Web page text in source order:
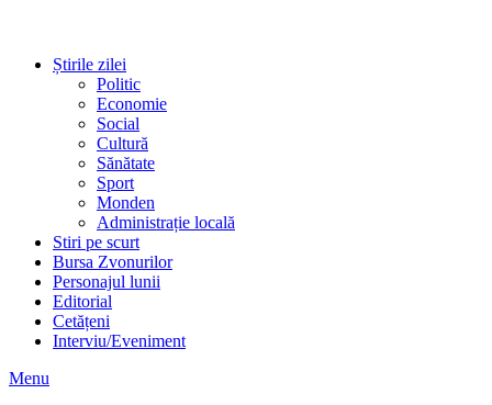
Știrile zilei
Politic
Economie
Social
Cultură
Sănătate
Sport
Monden
Administrație locală
Stiri pe scurt
Bursa Zvonurilor
Personajul lunii
Editorial
Cetățeni
Interviu/Eveniment
Menu